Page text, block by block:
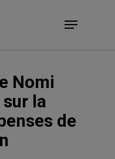
Menu
Nomi
la
de